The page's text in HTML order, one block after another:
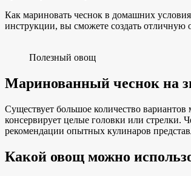
Как мариновать чеснок в домашних
инструкции, вы сможете создать отличную
Полезный овощ
Маринованный чеснок на
Существует большое количество
консервирует целые головки или
рекомендации опытных кулинаров
Какой овощ можно